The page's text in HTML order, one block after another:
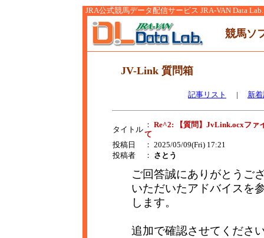
JRA公式競馬データ配信サービス JRA-VAN Data Lab.
競馬ソ
JV-Link 質問箱
記事リスト | 新
タイトル
： Re^2: 【質問】JvLink.ocxファ
て
投稿日
： 2025/05/09(Fri) 17:21
投稿者
： さとう
ご回答誠にありがとうご
いただいたアドバイスを
します。
追加で確認させてくださ